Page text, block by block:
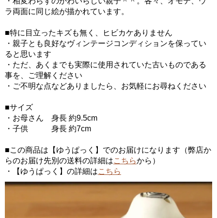
ラ両面に同じ絵が描かれています。
■特に目立ったキズも無く、ヒビカケありません
・親子とも良好なヴィンテージコンディションを保ってい
ると思います
・ただ、あくまでも実際に使用されていた古いものである
事を、ご理解ください
・ご不明な点などありましたら、お気軽にお尋ねください
■サイズ
・お母さん 身長 約9.5cm
・子供 身長 約7cm
■この商品は【ゆうぱっく】でのお届けになります（弊店か
らのお届け先別の送料の詳細はこちらから）
・【ゆうぱっく】の詳細はこちら